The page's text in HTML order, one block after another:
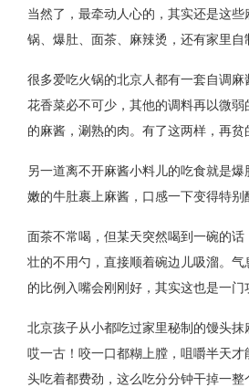
当然了，最牵动人心的，其实还是这些
锅、爆肚、面茶、麻辣烫，还有家里自
很多爱吃火锅的北京人都有一套自调
花香菜必不可少，其他的调料再以微
的麻酱，涮熟的肉。有了这两样，再贫
另一道离不开麻酱小料儿的吃食就是
嫩的牛肚裹上麻酱，口感一下变得特别
面茶不常喝，但某天突然喝到一碗的
壮的不用勺，直接顺着碗边儿吸溜。
的比例入嘴会刚刚好，其实这也是一门
北京孩子从小都吃过家里秘制的馒头抹
哎一古！咬一口都糊上膛，咀嚼半天才
头吃着都费劲，这么吃分分钟干掉一